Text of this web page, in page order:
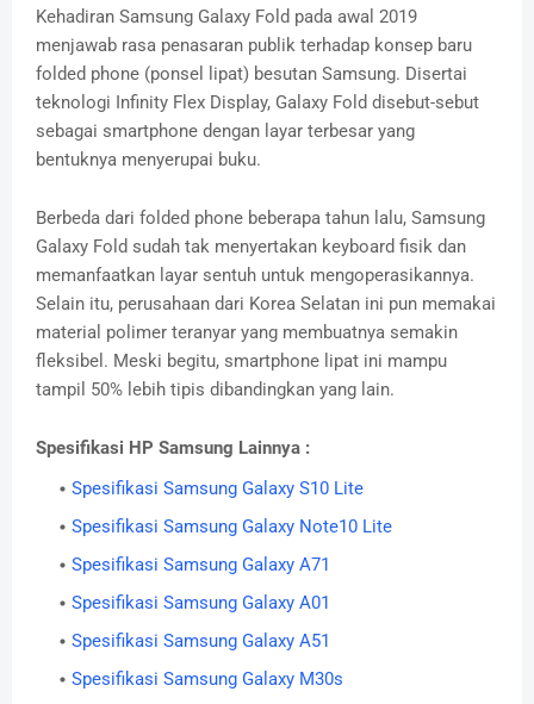
Kehadiran Samsung Galaxy Fold pada awal 2019
menjawab rasa penasaran publik terhadap konsep baru
folded phone (ponsel lipat) besutan Samsung. Disertai
teknologi Infinity Flex Display, Galaxy Fold disebut-sebut
sebagai smartphone dengan layar terbesar yang
bentuknya menyerupai buku.
Berbeda dari folded phone beberapa tahun lalu, Samsung
Galaxy Fold sudah tak menyertakan keyboard fisik dan
memanfaatkan layar sentuh untuk mengoperasikannya.
Selain itu, perusahaan dari Korea Selatan ini pun memakai
material polimer teranyar yang membuatnya semakin
fleksibel. Meski begitu, smartphone lipat ini mampu
tampil 50% lebih tipis dibandingkan yang lain.
Spesifikasi HP Samsung Lainnya :
Spesifikasi Samsung Galaxy S10 Lite
Spesifikasi Samsung Galaxy Note10 Lite
Spesifikasi Samsung Galaxy A71
Spesifikasi Samsung Galaxy A01
Spesifikasi Samsung Galaxy A51
Spesifikasi Samsung Galaxy M30s